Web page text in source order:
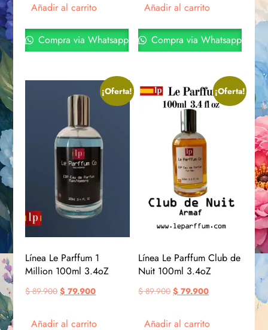
Añadir al carrito
Compra via Whatsapp
Añadir al carrito
Compra via Whatsapp
¡Oferta!
Línea Le Parffum 1
Million 100ml 3.4oZ
$89.900 $ 79.900
Añadir al carrito
¡Oferta!
Línea Le Parffum Club de
Nuit 100ml 3.4oZ
$89.900 $ 79.900
Añadir al carrito